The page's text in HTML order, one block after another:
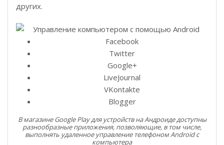
других.
Facebook
Twitter
Google+
LiveJournal
VKontakte
Blogger
В магазине Google Play для устройств на Андроиде доступны
разнообразные приложения, позволяющие, в том числе,
выполнять удаленное управление телефоном Android с
компьютера